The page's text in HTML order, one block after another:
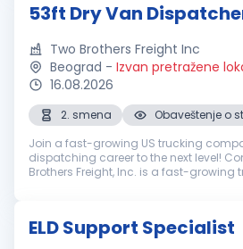
53ft Dry Van
Two Brothers Freight Inc
Beograd - Izvan pretražene
16.08.2026
2. smena
Obaveštenje o
Join a fast-growing US trucking
dispatching career to the next level!
Brothers Freight, Inc. is a fast-growing
ELD Support Specialist